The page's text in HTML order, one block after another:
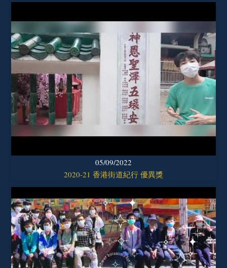
05/09/2022
2020-21 香港街道紀行 優異獎